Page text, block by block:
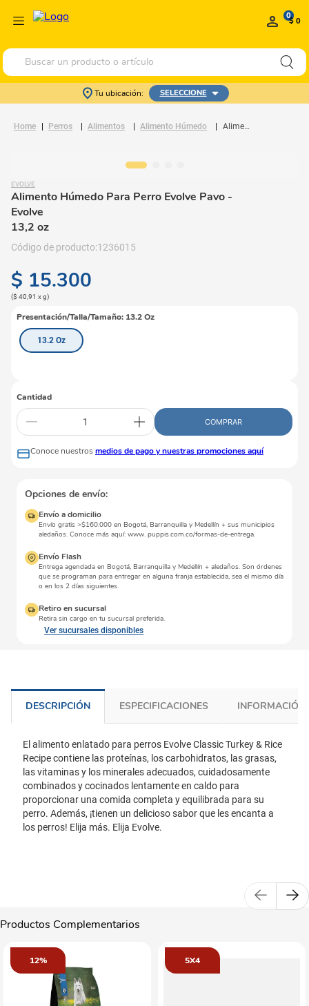
0$ 0
Buscar un producto o artículo
Tu ubicación: SELECCIONE
Perros Alimentos Alimento Húmedo Alimento Húmedo Para Perro Evolve Pavo
EVOLVE
Alimento Húmedo Para Perro Evolve Pavo -
Evolve
13,2 oz
1236015
$ 15.300
($ 40,91 xg)
Presentación/Talla/Tamaño: 13.2 Oz
13.2 Oz
Cantidad
COMPRAR
Conoce nuestros medios de pago y nuestras promociones aquí
Opciones de envío:
Envío a domicilio
Envío gratis >$160.000 en Bogotá, Barranquilla y Medellín + sus municipios
aledaños. Conoce más aquí: www. puppis.com.co/formas-de-entrega.
Envío Flash
Entrega agendada en Bogotá, Barranquilla y Medellín + aledaños. Son órdenes
que se programan para entregar en alguna franja establecida, sea el mismo día
o en los 2 días siguientes.
Retiro en sucursal
Retira sin cargo en tu sucursal preferida.
Ver sucursales disponibles
DESCRIPCIÓN ESPECIFICACIONES
El alimento enlatado para perros Evolve Classic Turkey & Rice
Recipe contiene las proteínas, los carbohidratos, las grasas,
las vitaminas y los minerales adecuados, cuidadosamente
combinados y cocinados lentamente en caldo para
proporcionar una comida completa y equilibrada para su
perro. Además, ¡tienen un delicioso sabor que les encanta a
los perros! Elija más. Elija Evolve.
Productos Complementarios
12% 5X4